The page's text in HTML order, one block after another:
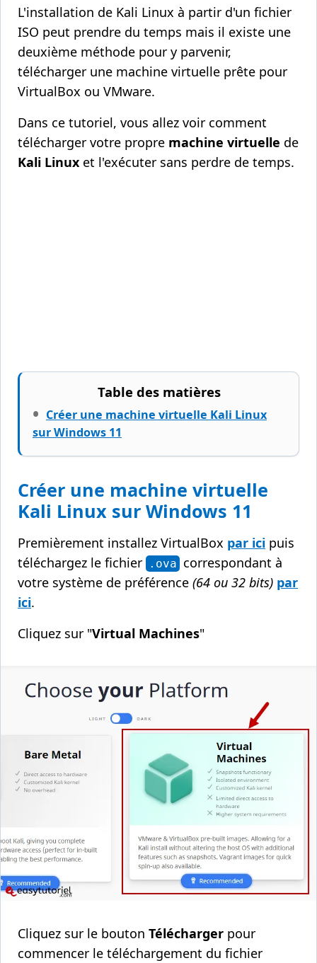
L'installation de Kali Linux à partir d'un fichier
ISO peut prendre du temps mais il existe une
deuxième méthode pour y parvenir,
télécharger une machine virtuelle prête pour
VirtualBox ou VMware.
Dans ce tutoriel, vous allez voir comment
télécharger votre propre machine virtuelle de
Kali Linux et l'exécuter sans perdre de temps.
Table des matières
Créer une machine virtuelle Kali Linux
sur Windows 11
Créer une machine virtuelle
Kali Linux sur Windows 11
Premièrement installez VirtualBox par ici puis
téléchargez le fichier
.ova correspondant à
votre système de préférence (64 ou 32 bits) par
ici.
Cliquez sur "Virtual Machines"
Cliquez sur le bouton Télécharger pour
commencer le téléchargement du fichier